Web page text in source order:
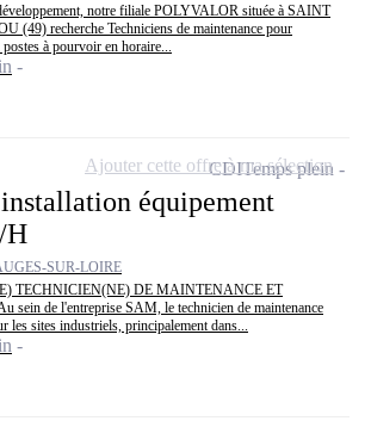
notre filiale POLYVALOR située à SAINT
(49) recherche Techniciens de maintenance pour
à pourvoir en horaire...
équipement
H
SUR-LOIRE
TECHNICIEN(NE) DE MAINTENANCE ET
sein de l'entreprise SAM, le technicien de maintenance
les sites industriels, principalement dans...
CDITemps plein
Ajouter cette offre à ma sélection